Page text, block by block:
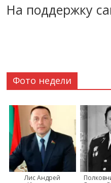
На поддержку
Фото недели
Лис Андрей